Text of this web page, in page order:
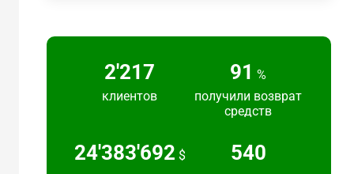
2'217
клиентов
91 %
получили возврат
средств
24'383'692 $
540